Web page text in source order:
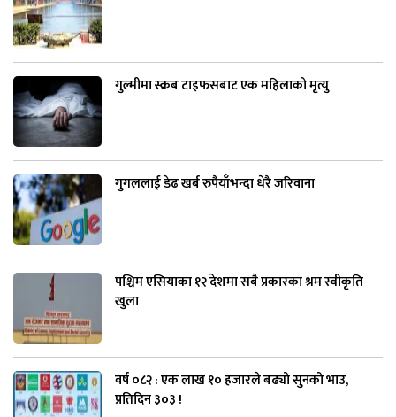
गुल्मीमा स्क्रब टाइफसबाट एक महिलाको मृत्यु
गुगललाई डेढ खर्ब रुपैयाँभन्दा धेरै जरिवाना
पश्चिम एसियाका १२ देशमा सबै प्रकारका श्रम स्वीकृति
खुला
वर्ष ०८२ : एक लाख १० हजारले बढ्यो सुनको भाउ,
प्रतिदिन ३०३ !